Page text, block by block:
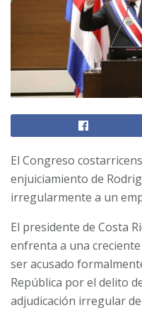
El Congreso
enjuiciamiento de
irregularmente a un
El presidente de Costa
enfrenta a una
ser acusado
República por el delito
adjudicación irregular